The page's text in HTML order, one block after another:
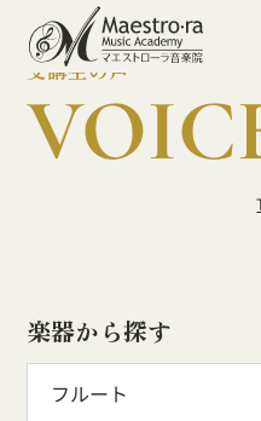
受講生の声
楽器から探す